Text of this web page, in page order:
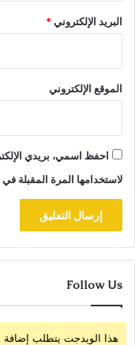
البريد الإلكتروني*
الموقع الإلكتروني
احفظ اسمي، بريدي
لاستخدامها المرة المقبلة
Follow Us
هذا الويدجت يتطلب إضافة